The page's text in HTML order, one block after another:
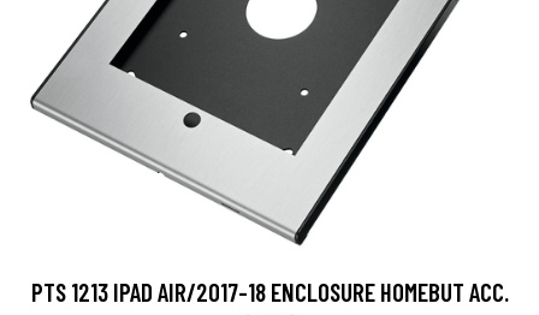
PTS 1213 IPAD AIR/2017-18 ENCLOSURE HOMEBUT ACC.